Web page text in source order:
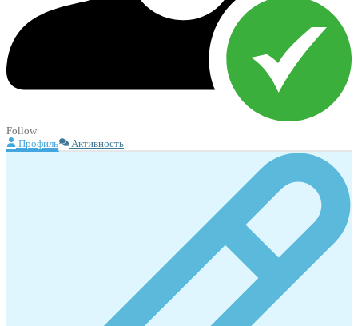
Follow
Профиль
Активность